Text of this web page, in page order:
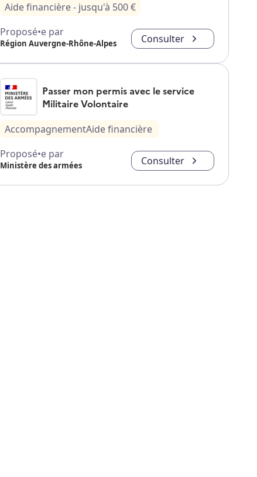
Aide financière- jusqu'à 500€
Proposé•e par
Région Auvergne-Rhône-Alpes Consulter
Passer mon permis avec le service
Militaire Volontaire
AccompagnementAide financière
Proposé•e par
Ministère des armées Consulter